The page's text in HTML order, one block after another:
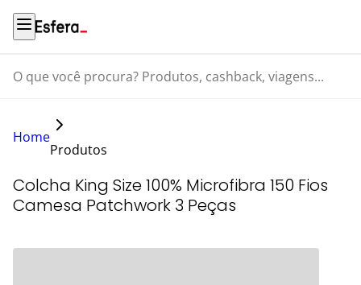
O que você procura? Produtos, cashback, viagens...
Home
Produtos
Colcha King Size 100% Microfibra 150 Fios
Camesa Patchwork 3 Peças